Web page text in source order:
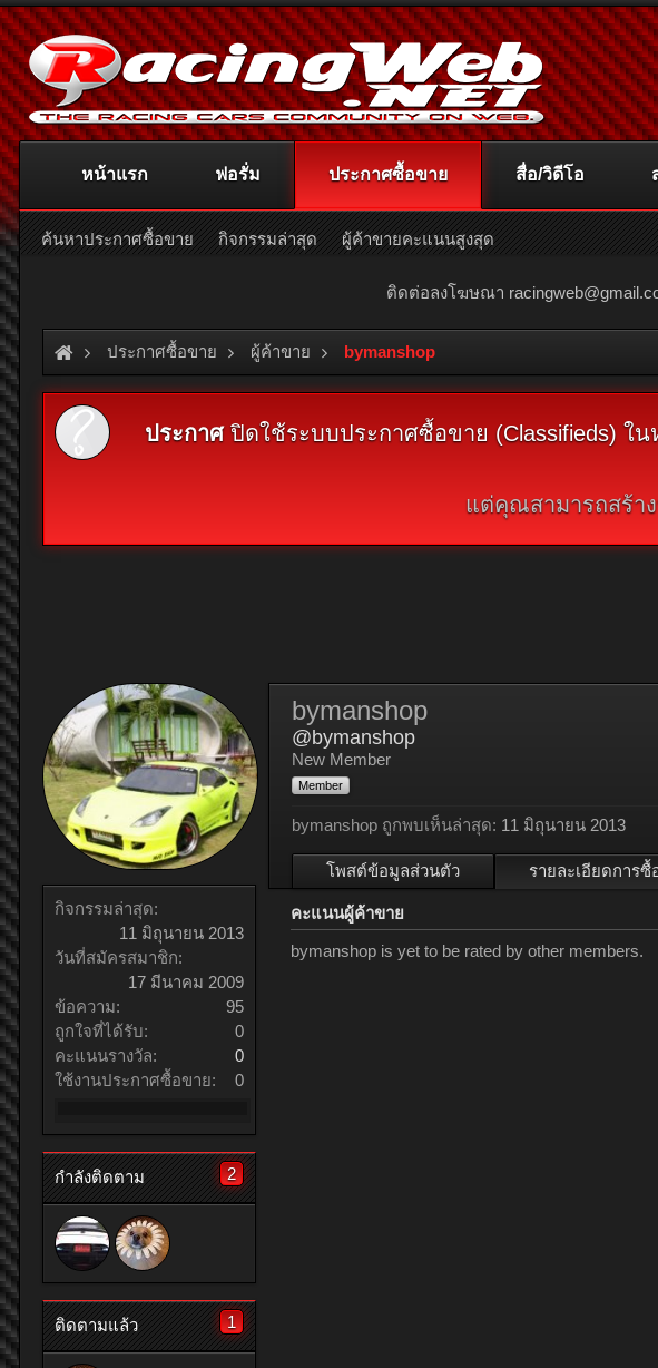
ติดต่อลงโฆษณา
ประกาศซื้อขาย ผู้ค้าขาย bymanshop
ประกาศปิดใช้ระบบประกาศซื้อขาย (Classifieds) ใ
แต่คุณสามารถสร้า
กิจกรรมล่าสุด:
11 มิถุนายน 2013
วันที่สมัครสมาชิก:
17 มีนาคม 2009
ข้อความ:
95
ถูกใจที่ได้รับ:
0
คะแนนรางวัล:
0
ใช้งานประกาศซื้อขาย:
0
กำลังติดตาม 2
ติดตามแล้ว 1
bymanshop
@bymanshop
New Member
Member
bymanshop ถูกพบเห็นล่าสุด: 11 มิถุนายน 2013
โพสต์ข้อมูลส่วนตัว รายละเอียดการซื้
คะแนนผู้ค้าขาย
bymanshop is yet to be rated by other members.
หน้าแรก ฟอรั่ม ประกาศซื้อขาย
ค้นหาประกาศซื้อขาย กิจกรรมล่าสุด ผู้ค้าขายคะแนนสูงสุด
สื่อ/วิดีโอ